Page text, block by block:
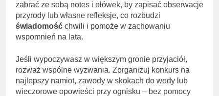
zabrać ze sobą notes i ołówek, by zapisać obserwacje
przyrody lub własne refleksje, co rozbudzi
świadomość chwili i pomoże w zachowaniu
wspomnień na lata.
Jeśli wypoczywasz w większym gronie przyjaciół,
rozważ wspólne wyzwania. Zorganizuj konkurs na
najlepszy namiot, zawody w skokach do wody lub
wieczorowe opowieści przy ognisku – bez pomocy